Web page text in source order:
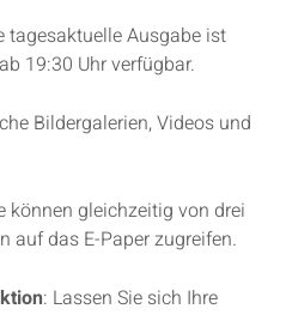
tagesaktuelle Ausgabe ist
19:30 Uhr verfügbar.
Bildergalerien, Videos und
können gleichzeitig von drei
auf das E-Paper zugreifen.
: Lassen Sie sich Ihre